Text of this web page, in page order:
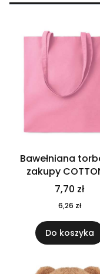
Bawełniana
zakupy
COLOUR++7,70 zł
6,26 zł
Do koszyka